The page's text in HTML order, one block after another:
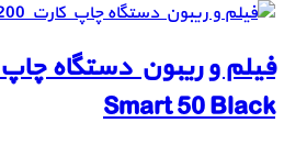
Smart 50 Black